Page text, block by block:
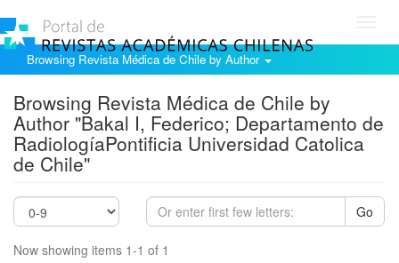
Browsing Revista Médica de Chile by Author
Browsing Revista Médica de Chile by
Author "Bakal I, Federico; Departamento de
RadiologíaPontificia Universidad Catolica
de Chile"
Go
Now showing items 1-1 of 1